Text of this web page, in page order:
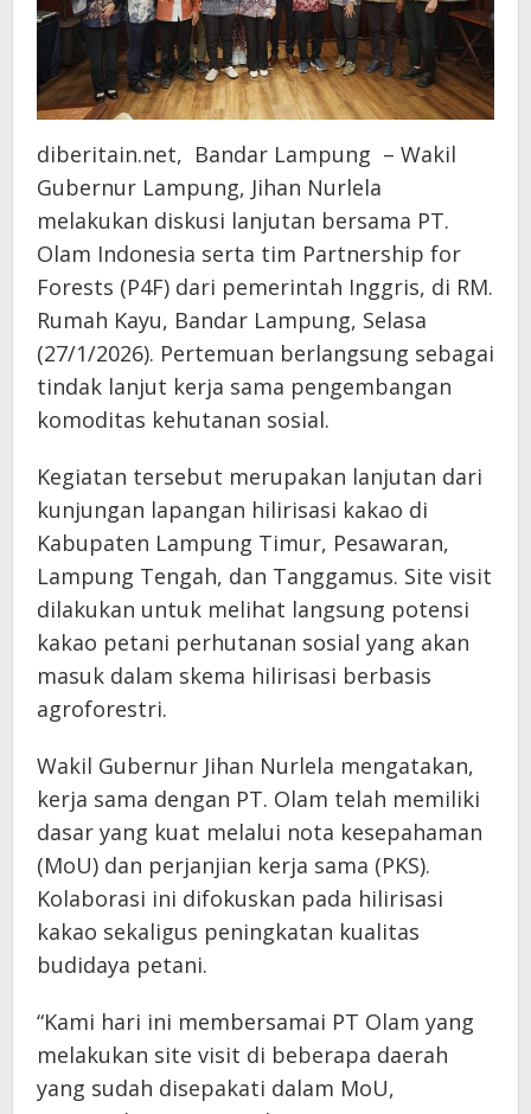
diberitain.net, Bandar Lampung – Wakil
Gubernur Lampung, Jihan Nurlela
melakukan diskusi lanjutan bersama PT.
Olam Indonesia serta tim Partnership for
Forests (P4F) dari pemerintah Inggris, di RM.
Rumah Kayu, Bandar Lampung, Selasa
(27/1/2026). Pertemuan berlangsung sebagai
tindak lanjut kerja sama pengembangan
komoditas kehutanan sosial.
Kegiatan tersebut merupakan lanjutan dari
kunjungan lapangan hilirisasi kakao di
Kabupaten Lampung Timur, Pesawaran,
Lampung Tengah, dan Tanggamus. Site visit
dilakukan untuk melihat langsung potensi
kakao petani perhutanan sosial yang akan
masuk dalam skema hilirisasi berbasis
agroforestri.
Wakil Gubernur Jihan Nurlela mengatakan,
kerja sama dengan PT. Olam telah memiliki
dasar yang kuat melalui nota kesepahaman
(MoU) dan perjanjian kerja sama (PKS).
Kolaborasi ini difokuskan pada hilirisasi
kakao sekaligus peningkatan kualitas
budidaya petani.
“Kami hari ini membersamai PT Olam yang
melakukan site visit di beberapa daerah
yang sudah disepakati dalam MoU,